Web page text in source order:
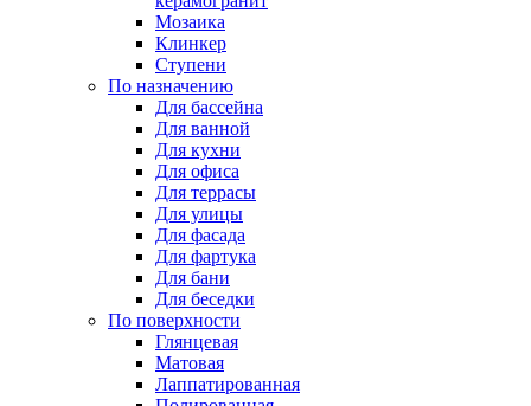
Мозаика
Клинкер
Ступени
По назначению
Для бассейна
Для ванной
Для кухни
Для офиса
Для террасы
Для улицы
Для фасада
Для фартука
Для бани
Для беседки
По поверхности
Глянцевая
Матовая
Лаппатированная